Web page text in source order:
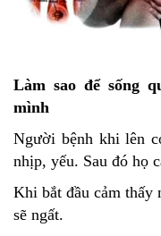
Làm sao để sống
mình
Người bệnh khi lên
nhịp, yếu. Sau đó họ
Khi bắt đầu cảm thấy
sẽ ngất.